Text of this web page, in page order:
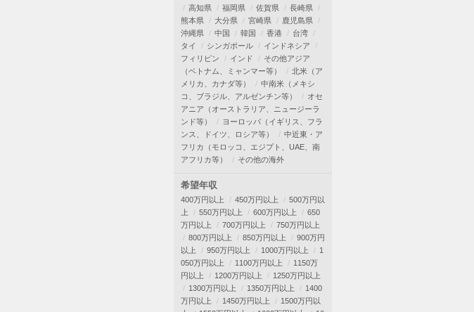
高知県
福岡県 佐賀県
長崎県
熊本県
大分県 宮崎県
鹿児島県
沖縄県
中国 韓国 香港
台湾
タイ
シンガポール
インドネシア
フィリピン
インド
その他アジア
（ベトナム、ミャンマー等）
北米（ア
メリカ、カナダ等）
中南米（メキシ
コ、ブラジル、アルゼンチン等）
オセ
アニア（オーストラリア、ニュージーラ
ンド等）
ヨーロッパ（イギリス、フラ
ンス、ドイツ、ロシア等）
中近東・ア
フリカ（モロッコ、エジプト、UAE、南
アフリカ等）
その他の海外
希望年収
400万円以上 450万円以上
500万円以
上
550万円以上 600万円以上
650
万円以上
700万円以上
750万円以上
800万円以上
850万円以上
900万円
以上
950万円以上 1000万円以上
1
050万円以上
1100万円以上
1150万
円以上
1200万円以上
1250万円以上
1300万円以上
1350万円以上
1400
万円以上
1450万円以上
1500万円以